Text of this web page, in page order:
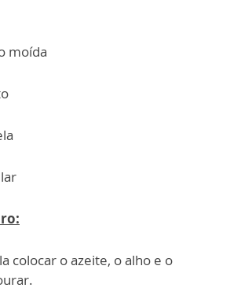
moída
colocar o azeite, o alho e o